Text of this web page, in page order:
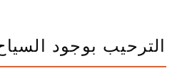
الترحيب بوجود